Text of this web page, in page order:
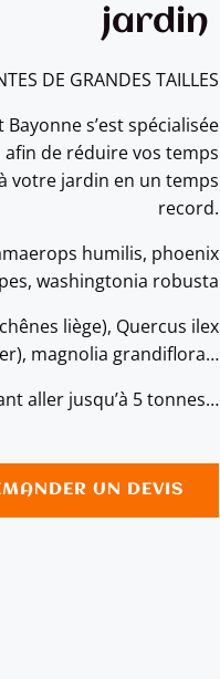
jardin
DE GRANDES TAILLES
s’est spécialisée
de réduire vos temps
votre jardin en un temps
record.
humilis, phoenix
washingtonia robusta
liège), Quercus ilex
magnolia grandiflora…
aller jusqu’à 5 tonnes…
UN DEVIS